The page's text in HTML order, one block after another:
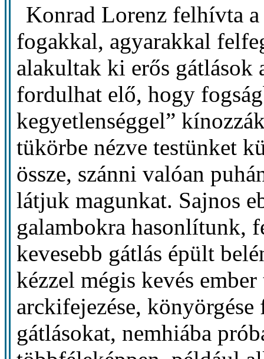
Konrad Lorenz felhívta
fogakkal, agyarakkal
alakultak ki erős gátlások
fordulhat elő, hogy
kegyetlenséggel”
tükörbe nézve testünket
össze, szánni valóan
látjuk magunkat. Sajnos
galambokra hasonlítunk,
kevesebb gátlás épült
kézzel mégis kevés
arckifejezése,
gátlásokat, nemhiába